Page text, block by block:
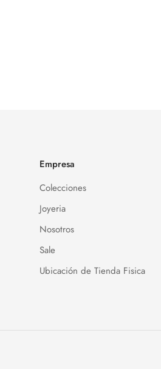
Empresa
Colecciones
Joyeria
Nosotros
Sale
Ubicación de Tienda Fisica